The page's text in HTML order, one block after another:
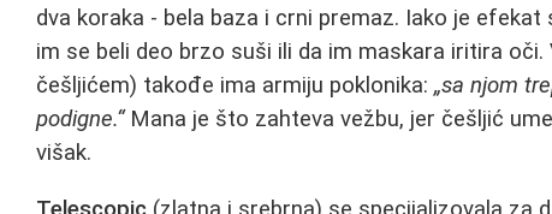
dva koraka - bela baza i crni premaz. Iako je
im se beli deo brzo suši ili da im maskara iritira oči.
češljićem) takođe ima armiju poklonika:„sa njom
podigne.“Mana je što zahteva vežbu, jer češljić
višak.